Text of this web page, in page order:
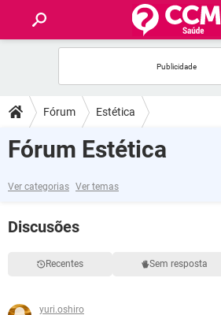
FÓRUM
SAÚDE
FAMÍLIA
NUTRIÇÃO
BEM-ESTAR
SEXUALIDADE
Fórum Estética
Fórum Estética
Ver categorias Ver temas
Discusões
Recentes Sem resposta
yuri.oshiro